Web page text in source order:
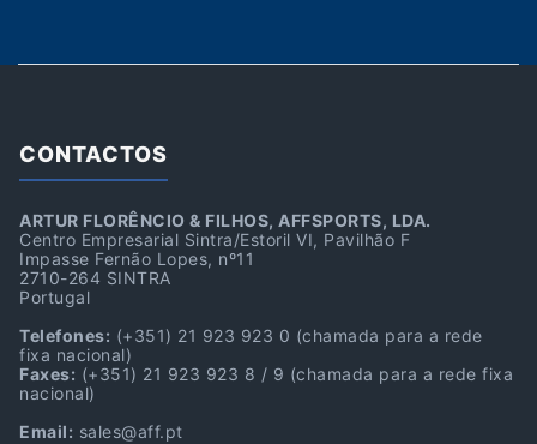
CONTACTOS
ARTUR FLORÊNCIO & FILHOS, AFFSPORTS, LDA.
Centro Empresarial Sintra/Estoril VI, Pavilhão F
Impasse Fernão Lopes, nº11
2710-264 SINTRA
Portugal
Telefones: (+351) 21 923 923 0 (chamada para a rede
fixa nacional)
Faxes: (+351) 21 923 923 8 / 9 (chamada para a rede fixa
nacional)
Email: sales@aff.pt